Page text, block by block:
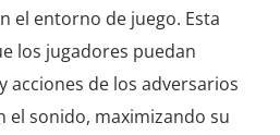
el entorno de juego. Esta
los jugadores puedan
de los adversarios
el sonido, maximizando su